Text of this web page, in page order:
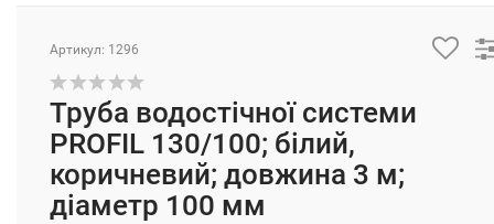
Артикул: 1296
Труба водостічної системи
PROFIL 130/100; білий,
коричневий; довжина 3 м;
діаметр 100 мм